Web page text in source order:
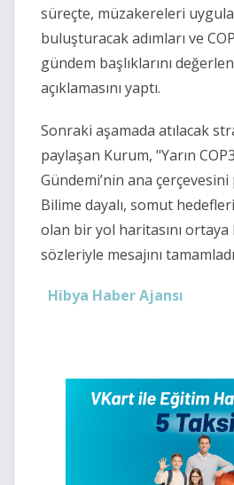
süreçte, müzakereleri
buluşturacak adımları ve
gündem başlıklarını
açıklamasını yaptı.
Sonraki aşamada atılacak
paylaşan Kurum, "Yarın
Gündemi’nin ana çerçevesini
Bilime dayalı, somut hedefleri
olan bir yol haritasını ortaya
sözleriyle mesajını
Hibya Haber Ajansı